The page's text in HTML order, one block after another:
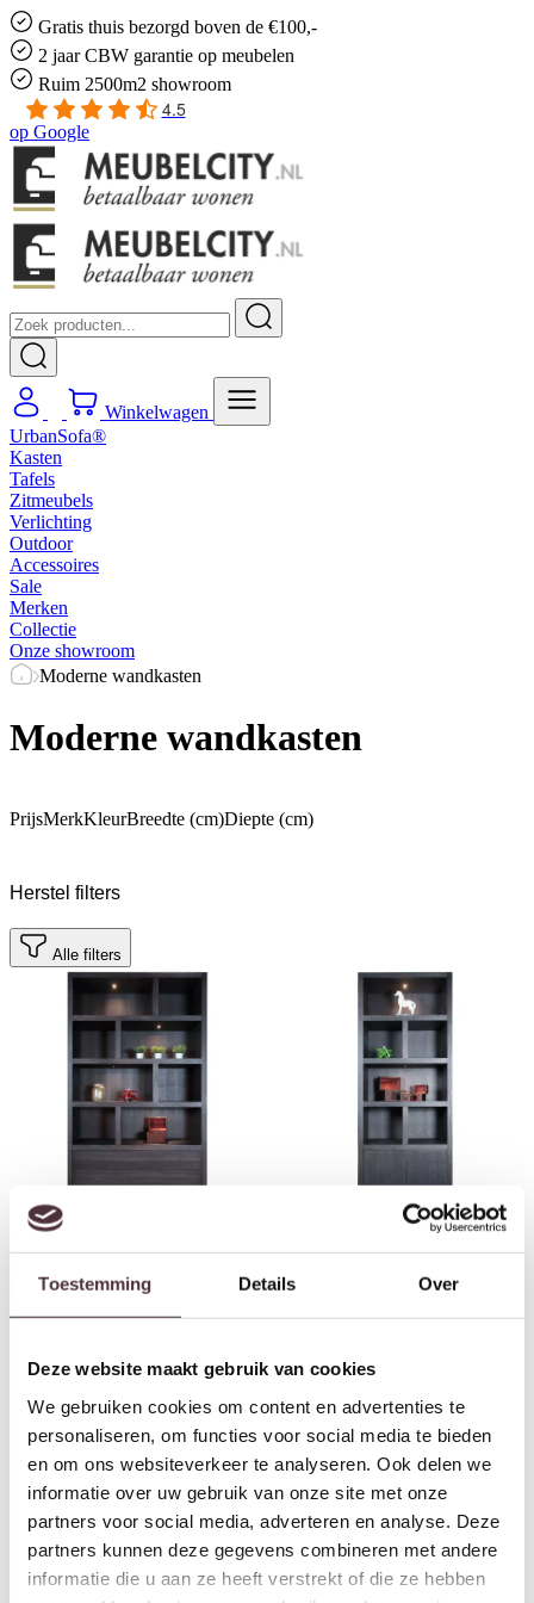
Toestemming Details Over
Deze website maakt gebruik van cookies
We gebruiken cookies om content en advertenties te
personaliseren, om functies voor social media te bieden
en om ons websiteverkeer te analyseren. Ook delen we
informatie over uw gebruik van onze site met onze
partners voor social media, adverteren en analyse. Deze
partners kunnen deze gegevens combineren met andere
informatie die u aan ze heeft verstrekt of die ze hebben
Gratis thuis bezorgd boven de €100,-
2 jaar CBW garantie op meubelen
Ruim 2500m2 showroom
4.5
op Google
Winkelwagen
UrbanSofa®
Kasten
Tafels
Zitmeubels
Verlichting
Outdoor
Accessoires
Sale
Merken
Collectie
Onze showroom
Moderne wandkasten
Moderne wandkasten
PrijsMerkKleurBreedte (cm)Diepte (cm)
Herstel filters
Alle filters
eiken
VII eiken